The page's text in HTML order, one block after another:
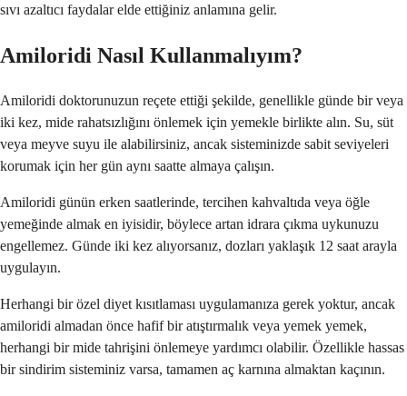
sıvı azaltıcı faydalar elde ettiğiniz anlamına gelir.
Amiloridi Nasıl Kullanmalıyım?
Amiloridi doktorunuzun reçete ettiği şekilde, genellikle günde bir veya
iki kez, mide rahatsızlığını önlemek için yemekle birlikte alın. Su, süt
veya meyve suyu ile alabilirsiniz, ancak sisteminizde sabit seviyeleri
korumak için her gün aynı saatte almaya çalışın.
Amiloridi günün erken saatlerinde, tercihen kahvaltıda veya öğle
yemeğinde almak en iyisidir, böylece artan idrara çıkma uykunuzu
engellemez. Günde iki kez alıyorsanız, dozları yaklaşık 12 saat arayla
uygulayın.
Herhangi bir özel diyet kısıtlaması uygulamanıza gerek yoktur, ancak
amiloridi almadan önce hafif bir atıştırmalık veya yemek yemek,
herhangi bir mide tahrişini önlemeye yardımcı olabilir. Özellikle hassas
bir sindirim sisteminiz varsa, tamamen aç karnına almaktan kaçının.